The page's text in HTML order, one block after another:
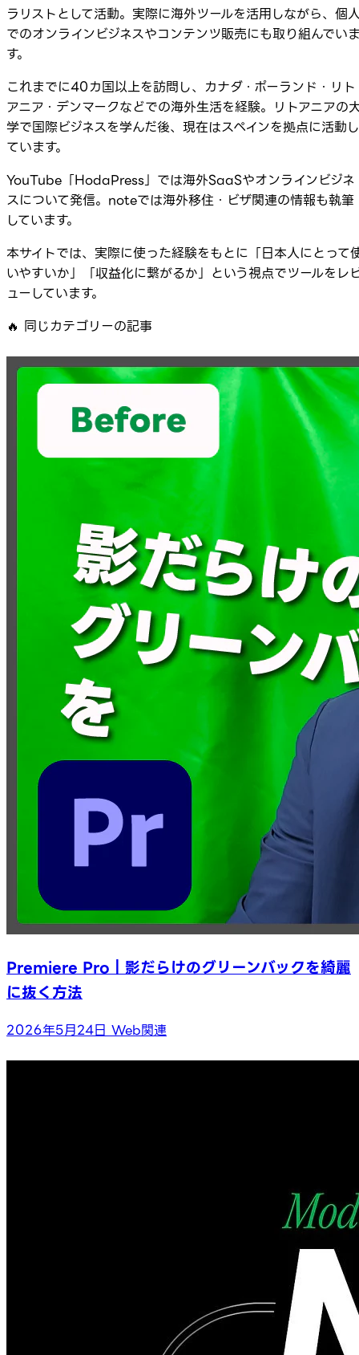
ラリストとして活動。実際に海外ツールを活用しながら、個
でのオンラインビジネスやコンテンツ販売にも取り組んでい
す。
これまでに40カ国以上を訪問し、カナダ・ポーランド・リト
アニア・デンマークなどでの海外生活を経験。リトアニアの
学で国際ビジネスを学んだ後、現在はスペインを拠点に活動し
ています。
YouTube「HodaPress」では海外SaaSやオンラインビジネ
スについて発信。noteでは海外移住・ビザ関連の情報も執筆
しています。
本サイトでは、実際に使った経験をもとに「日本人にとって
いやすいか」「収益化に繋がるか」という視点でツールをレ
ューしています。
🔥 同じカテゴリーの記事
Premiere Pro｜影だらけのグリーンバックを綺麗
に抜く方法
2026年5月24日 Web関連